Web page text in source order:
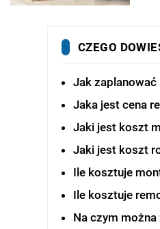
CZEGO
Jak zaplanować
Jaka jest cena
Jaki jest koszt
Jaki jest koszt
Ile kosztuje
Ile kosztuje
Na czym